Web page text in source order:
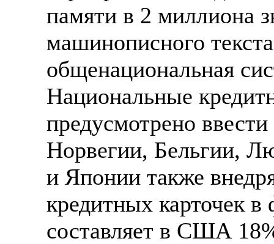
памяти в 2 миллиона
машинописного
общенациональная
Национальные
предусмотрено
Норвегии, Бельгии,
и Японии также
кредитных карточек
составляет в США